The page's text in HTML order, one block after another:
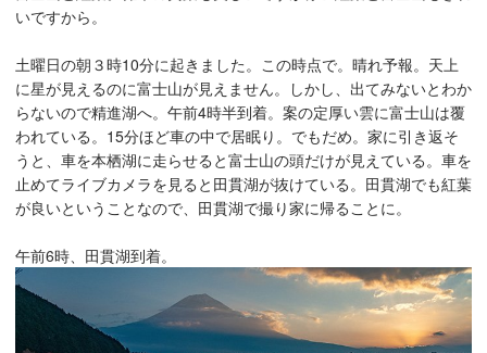
いですから。
土曜日の朝３時10分に起きました。この時点で。晴れ予報。天上
に星が見えるのに富士山が見えません。しかし、出てみないとわか
らないので精進湖へ。午前4時半到着。案の定厚い雲に富士山は覆
われている。15分ほど車の中で居眠り。でもだめ。家に引き返そ
うと、車を本栖湖に走らせると富士山の頭だけが見えている。車を
止めてライブカメラを見ると田貫湖が抜けている。田貫湖でも紅葉
が良いということなので、田貫湖で撮り家に帰ることに。
午前6時、田貫湖到着。